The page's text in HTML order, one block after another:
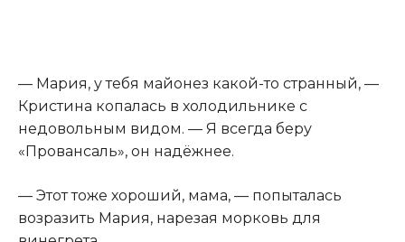
— Мария, у тебя майонез какой-то странный, —
Кристина копалась в холодильнике с
недовольным видом. — Я всегда беру
«Провансаль», он надёжнее.
— Этот тоже хороший, мама, — попыталась
возразить Мария, нарезая морковь для